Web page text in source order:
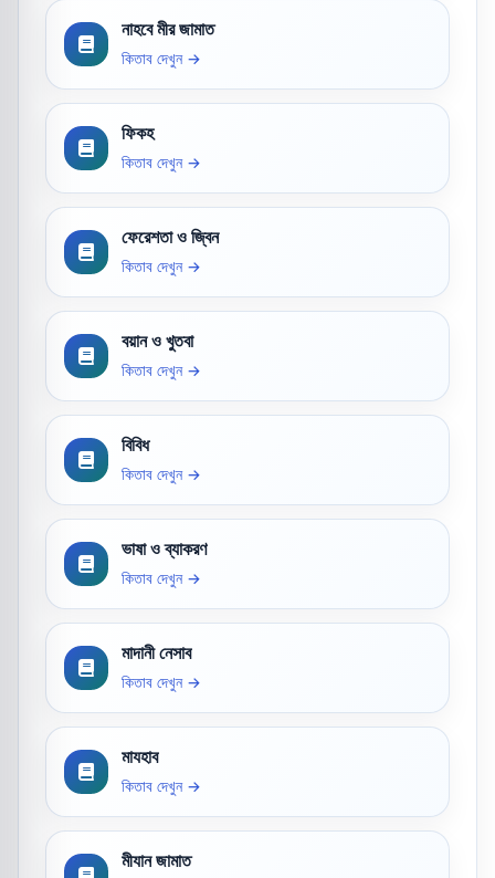
নাহবে মীর জামাত
কিতাব দেখুন →
ফিকহ
কিতাব দেখুন →
ফেরেশতা ও জ্বিন
কিতাব দেখুন →
বয়ান ও খুতবা
কিতাব দেখুন →
বিবিধ
কিতাব দেখুন →
ভাষা ও ব্যাকরণ
কিতাব দেখুন →
মাদানী নেসাব
কিতাব দেখুন →
মাযহাব
কিতাব দেখুন →
মীযান জামাত